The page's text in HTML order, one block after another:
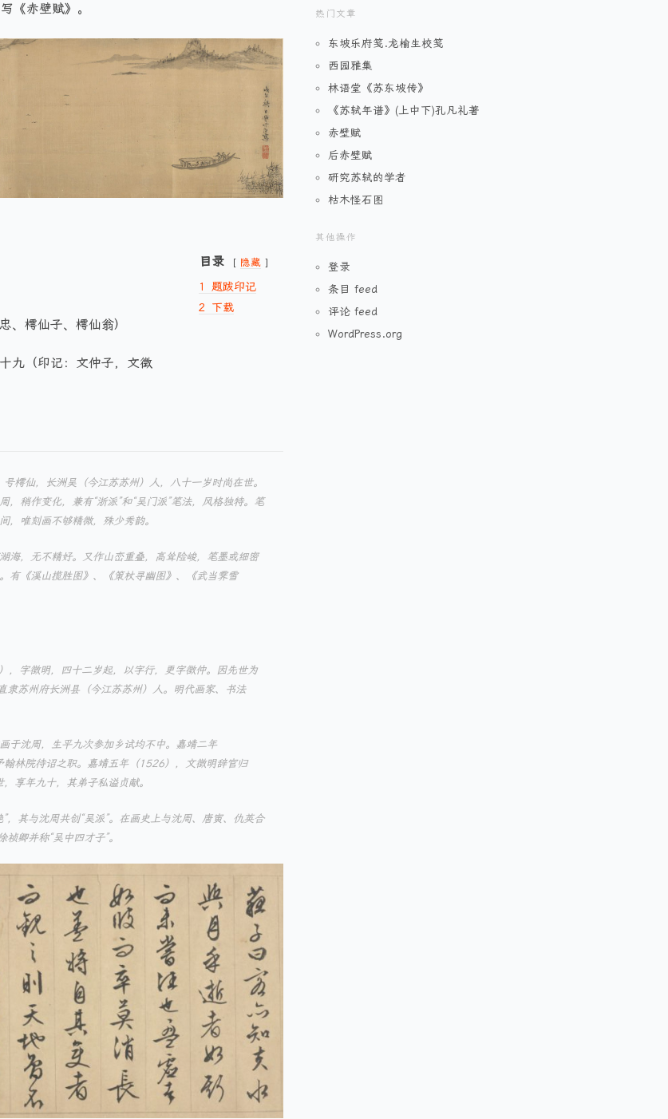
《赤壁赋》。
目录 隐藏
1
题跋印记
2
下载
、樗仙子、樗仙翁）
九（印记：文仲子，文徵
樗仙，长洲吴（今江苏苏州）人，八十一岁时尚在世。
，稍作变化，兼有“浙派”和“吴门派”笔法，风格独特。笔
，唯刻画不够精微，殊少秀韵。
海，无不精好。又作山峦重叠，高耸险峻，笔墨或细密
有《溪山揽胜图》、《策杖寻幽图》、《武当霁雪
，字徵明，四十二岁起，以字行，更字徵仲。因先世为
隶苏州府长洲县（今江苏苏州）人。明代画家、书法
于沈周，生平九次参加乡试均不中。嘉靖二年
翰林院待诏之职。嘉靖五年（1526），文徵明辞官归
享年九十，其弟子私谥贞献。
，其与沈周共创“吴派”。在画史上与沈周、唐寅、仇英合
卿并称“吴中四才子”。
热门文章
东坡乐府笺.龙榆生校笺
西园雅集
林语堂《苏东坡传》
《苏轼年谱》(上中下)孔凡礼著
赤壁赋
后赤壁赋
研究苏轼的学者
枯木怪石图
其他操作
登录
条目 feed
评论 feed
WordPress.org